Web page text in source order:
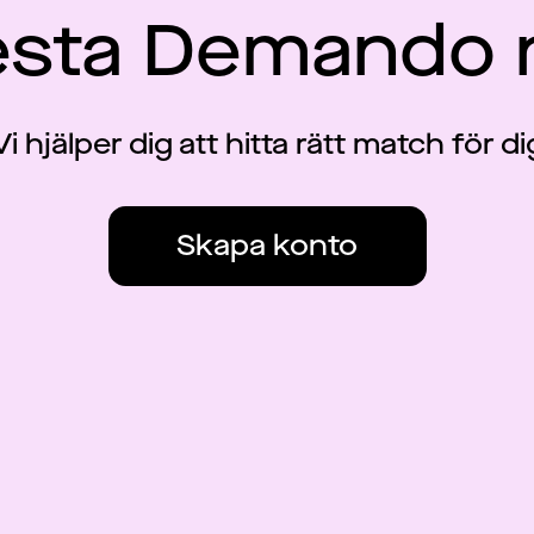
Demando
hjälper dig att hitta rätt match för
Skapa konto